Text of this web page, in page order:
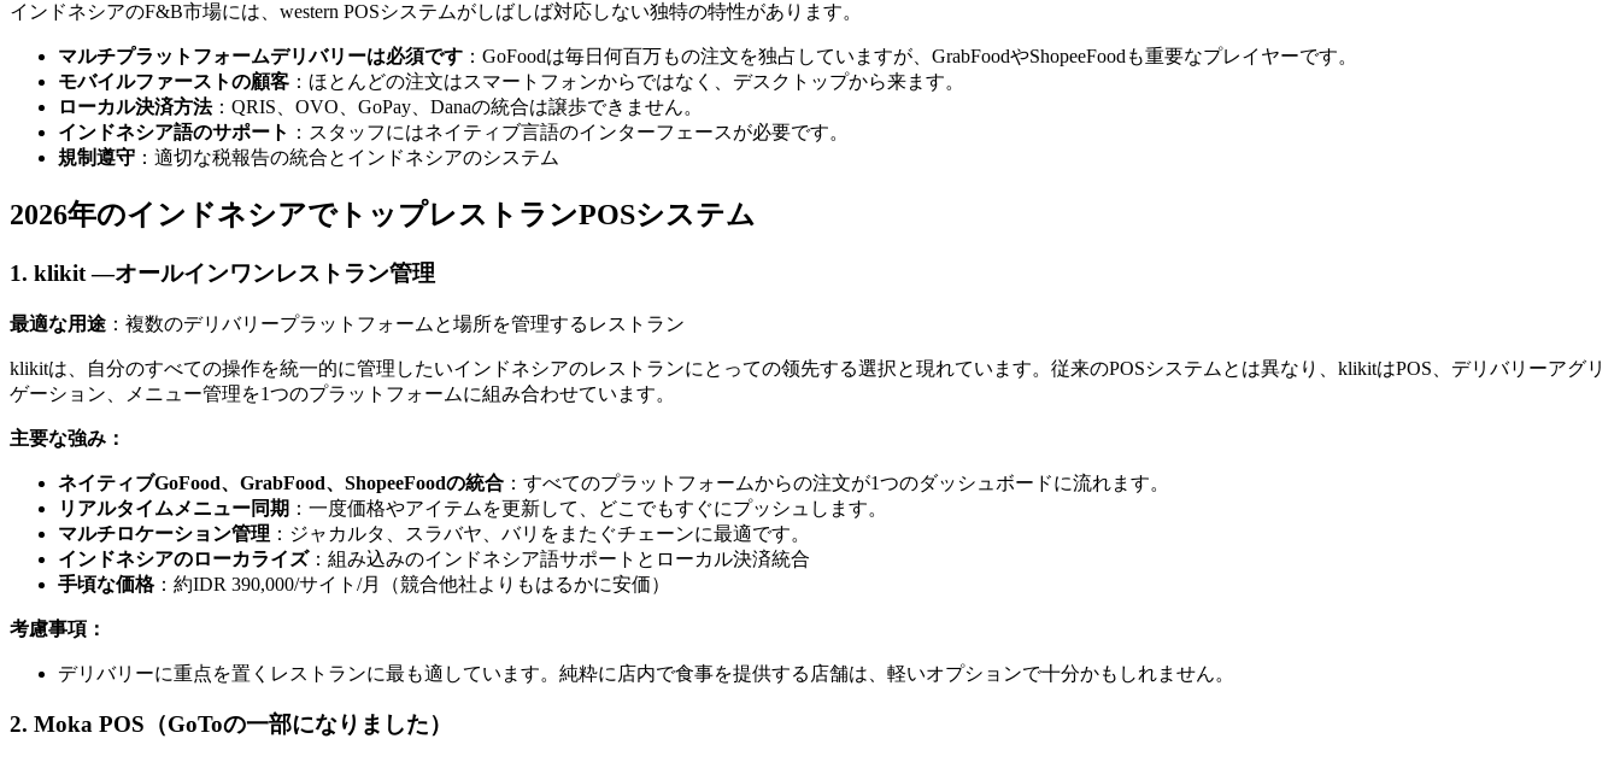
インドネシアのF&B市場には、western POSシステムがしばしば対応しない独特の特性があります。
マルチプラットフォームデリバリーは必須です ：GoFoodは毎日何百万もの注文を独占していますが、GrabFoodやShopeeFoodも重要なプレイヤーです。
モバイルファーストの顧客 ：ほとんどの注文はスマートフォンからではなく、デスクトップから来ます。
ローカル決済方法：QRIS、OVO、GoPay、Danaの統合は譲歩できません。
インドネシア語のサポート ：スタッフにはネイティブ言語のインターフェースが必要です。
規制遵守 ：適切な税報告の統合とインドネシアのシステム
2026年のインドネシアでトップレストランPOSシステム
1. klikit —オールインワンレストラン管理
最適な用途 ：複数のデリバリープラットフォームと場所を管理するレストラン
klikitは、自分のすべての操作を統一的に管理したいインドネシアのレストランにとっての领先する選択と現れています。従来のPOSシステムとは異なり、klikitはPOS、デリバリーアグリ
ゲーション、メニュー管理を1つのプラットフォームに組み合わせています。
主要な強み：
ネイティブGoFood、GrabFood、ShopeeFoodの統合 ：すべてのプラットフォームからの注文が1つのダッシュボードに流れます。
リアルタイムメニュー同期 ：一度価格やアイテムを更新して、どこでもすぐにプッシュします。
マルチロケーション管理 ：ジャカルタ、スラバヤ、バリをまたぐチェーンに最適です。
インドネシアのローカライズ：組み込みのインドネシア語サポートとローカル決済統合
手頃な価格：約IDR 390,000/サイト/月（競合他社よりもはるかに安価）
考慮事項：
デリバリーに重点を置くレストランに最も適しています。純粋に店内で食事を提供する店舗は、軽いオプションで十分かもしれません。
2. Moka POS（GoToの一部になりました）